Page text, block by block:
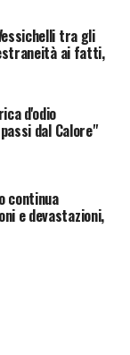
tra gli
ai fatti,
d'odio
dal Calore"
continua
e devastazioni,